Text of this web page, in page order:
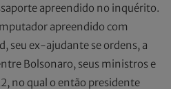
apreendido no inquérito.
apreendido com
seu ex-ajudante se ordens, a
Bolsonaro, seus ministros e
no qual o então presidente